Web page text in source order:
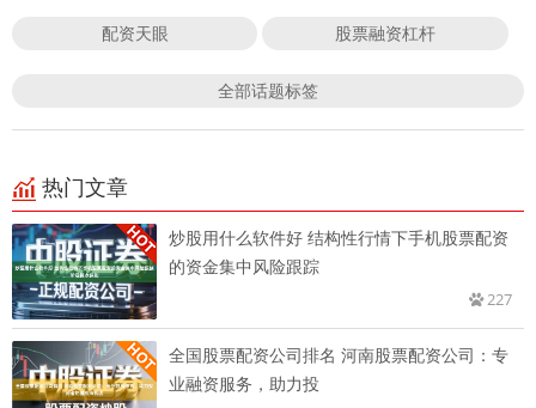
配资天眼 股票融资杠杆
全部话题标签
热门文章
炒股用什么软件好 结构性行情下手机股票配资
的资金集中风险跟踪
227
全国股票配资公司排名 河南股票配资公司：专
业融资服务，助力投